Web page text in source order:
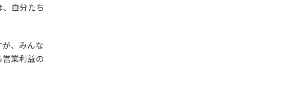
自分たち
、みんな
業利益の